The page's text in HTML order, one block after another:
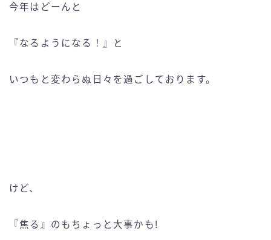
今年はどーんと
『なるようになる！』と
いつもと変わらぬ日々を過ごしております。
けど、
『焦る』のもちょっと大事かも!